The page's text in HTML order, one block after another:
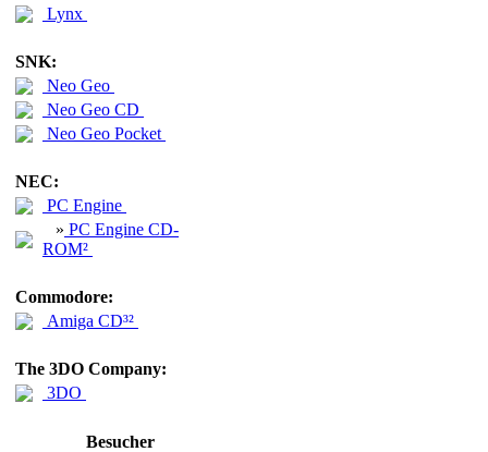
Lynx
SNK:
Neo Geo
Neo Geo CD
Neo Geo Pocket
NEC:
PC Engine
» PC Engine CD-
ROM²
Commodore:
Amiga CD³²
The 3DO Company:
3DO
Besucher